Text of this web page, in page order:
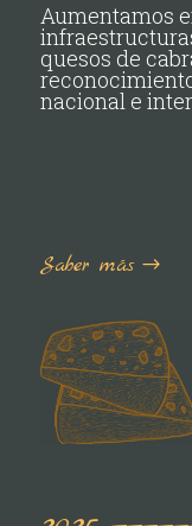
Aumentamos
quesos de
nacional e
Saber más